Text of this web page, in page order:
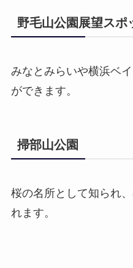
野毛山公園展望スポ
みなとみらいや横浜ベ
ができます。
掃部山公園
桜の名所として知られ
れます。